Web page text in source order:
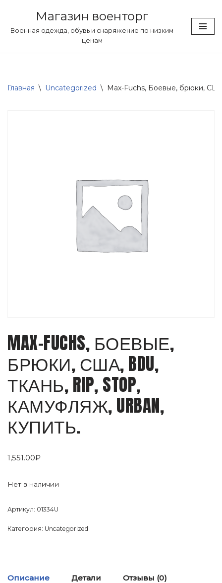
Перейти
Магазин военторг
Военная одежда, обувь и снаряжение по низким
ценам
Главная \ Uncategorized \ Max-Fuchs, Боевые, брюки,
MAX-FUCHS, БОЕВЫЕ,
БРЮКИ, США, BDU,
ТКАНЬ, RIP, STOP,
КАМУФЛЯЖ, URBAN,
КУПИТЬ.
1,551.00₽
Нет в наличии
Артикул: 01334U
Категория: Uncategorized
Описание Детали Отзывы (0)